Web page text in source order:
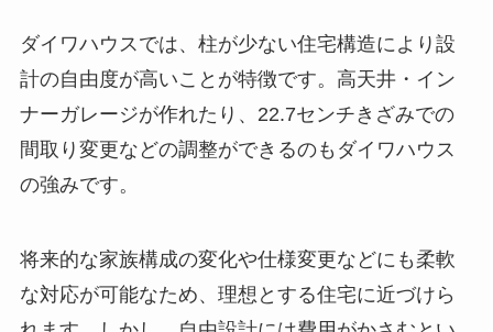
ダイワハウスでは、柱が少ない住宅構造により設
計の自由度が高いことが特徴です。高天井・イン
ナーガレージが作れたり、22.7センチきざみでの
間取り変更などの調整ができるのもダイワハウス
の強みです。
将来的な家族構成の変化や仕様変更などにも柔軟
な対応が可能なため、理想とする住宅に近づけら